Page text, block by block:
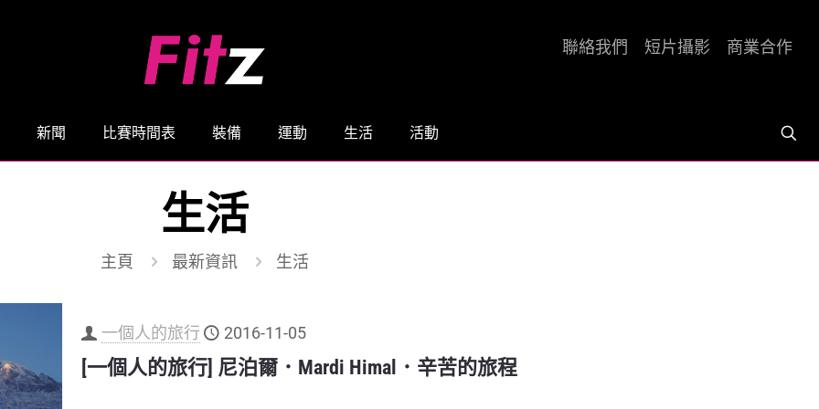
新聞 比賽時間表 裝備 運動 生活 活動
聯絡我們 短片攝影 商業合作
生活
主頁 最新資訊 生活
一個人的旅行 2016-11-05
[一個人的旅行] 尼泊爾．Mardi Himal．辛苦的旅程